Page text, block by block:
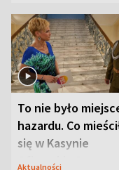
To nie było
hazardu. Co
się w Kasynie
Oficerskim?
Aktualności